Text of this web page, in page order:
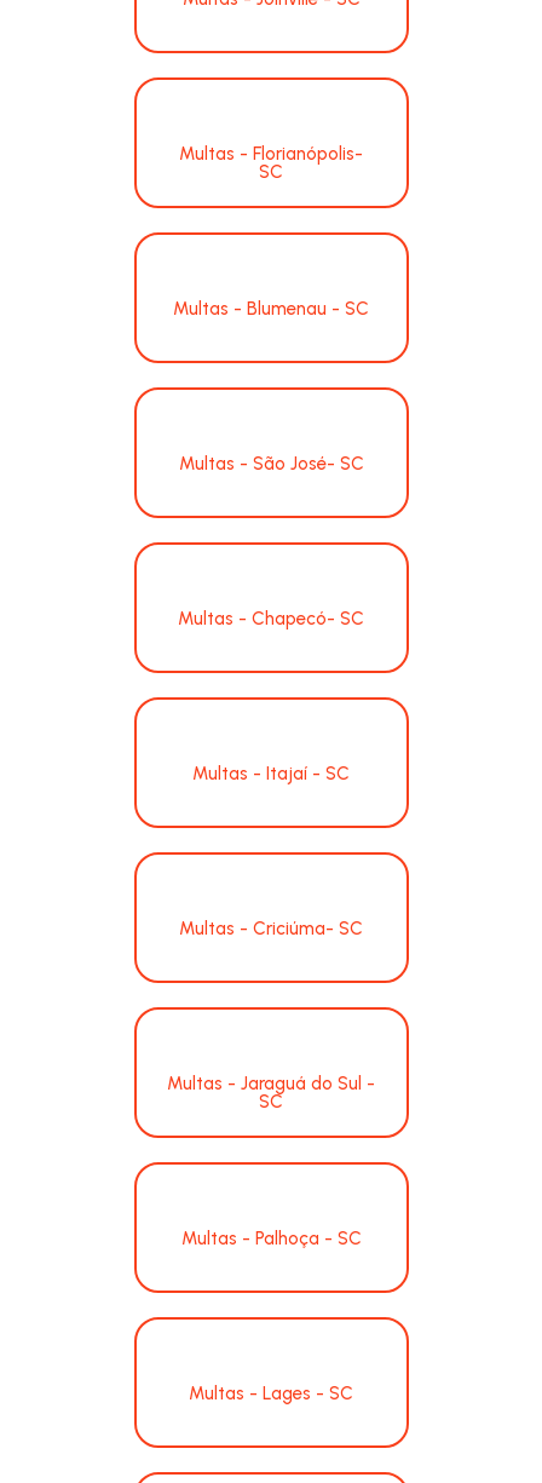
Multas - Florianópolis-
SC
Multas - Blumenau - SC
Multas - São José- SC
Multas - Chapecó- SC
Multas - Itajaí - SC
Multas - Criciúma- SC
Multas - Jaraguá do Sul -
SC
Multas - Palhoça - SC
Multas - Lages - SC